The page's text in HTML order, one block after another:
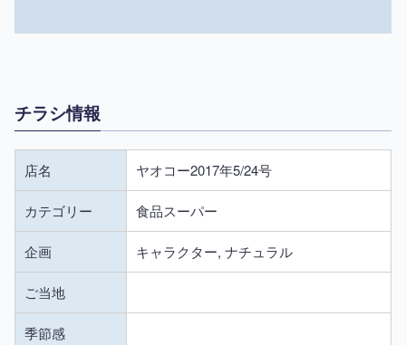
チラシ情報
店名 ヤオコー2017年5/24号
カテゴリー 食品スーパー
企画 キャラクター, ナチュラル
ご当地
季節感